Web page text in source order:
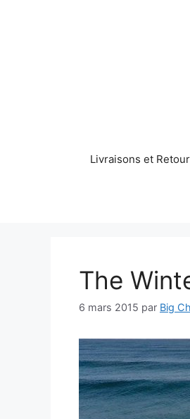
Livraisons et
The
6 mars 2015 par Big